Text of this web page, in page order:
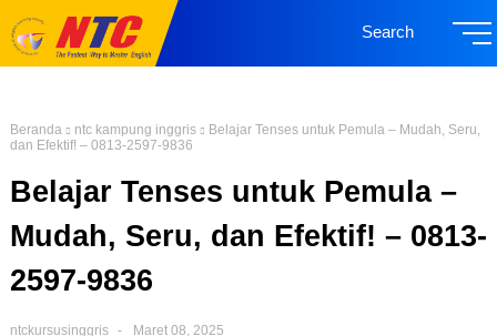
Search
Beranda ntc kampung inggris
Belajar Tenses untuk Pemula – Mudah, Seru,
dan Efektif! – 0813-2597-9836
Belajar Tenses untuk Pemula –
Mudah, Seru, dan Efektif! – 0813-
2597-9836
ntckursusinggris Maret 08, 2025